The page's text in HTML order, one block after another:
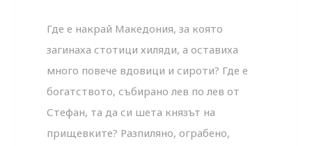
Где е накрай Македония, за която
загинаха стотици хиляди, а оставиха
много повече вдовици и сироти? Где е
богатството, събирано лев по лев от
Стефан, та да си шета князът на
прищевките? Разпиляно, ограбено,